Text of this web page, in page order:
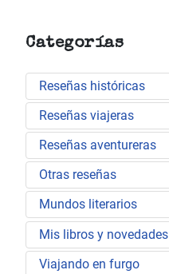
Categorías
Reseñas históricas
Reseñas viajeras
Reseñas aventureras
Otras reseñas
Mundos literarios
Mis libros y novedades
Viajando en furgo